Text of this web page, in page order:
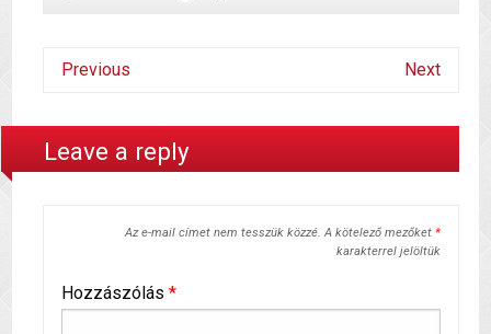
Previous Next
Leave a reply
Az e-mail címet nem tesszük közzé. A kötelező mezőket *
karakterrel jelöltük
Hozzászólás *